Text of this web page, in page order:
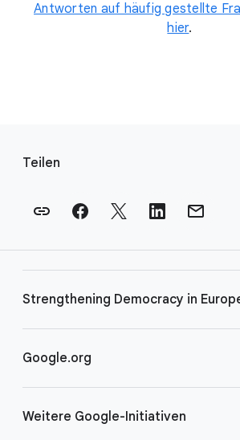
Antworten auf häufig gestellte
hier.
Teilen
Strengthening Democracy in
FAQS
Google.org
Startseite
Weitere Google-Initiativen